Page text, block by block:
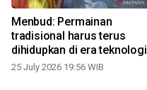
Menbud: Permainan
tradisional harus terus
dihidupkan di era teknologi
25 July 2026 19:56 WIB